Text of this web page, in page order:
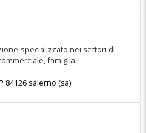
specializzato nei settori di
famiglia.
84126 salerno (sa)